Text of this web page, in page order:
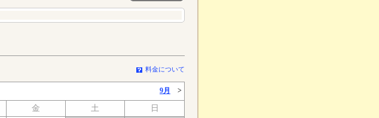
料金について
9月 >
金 土 日